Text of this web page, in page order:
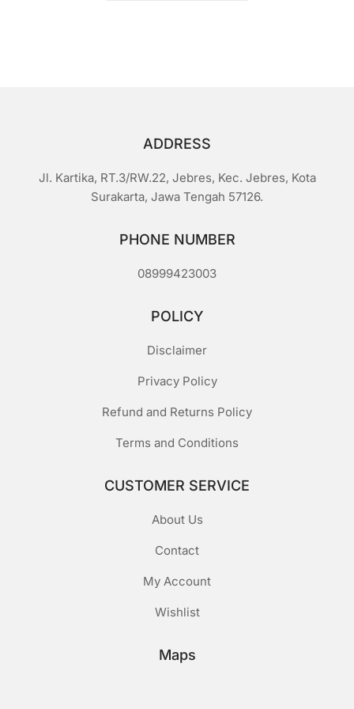
0
Rp1.500. adalah:
ADDRESS
Jl. Kartika, RT.3/RW.22, Jebres, Kec. Jebres, Kota
Surakarta, Jawa Tengah 57126.
PHONE NUMBER
08999423003
POLICY
Disclaimer
Privacy Policy
Refund and Returns Policy
Terms and Conditions
CUSTOMER SERVICE
About Us
Contact
My Account
Wishlist
Maps